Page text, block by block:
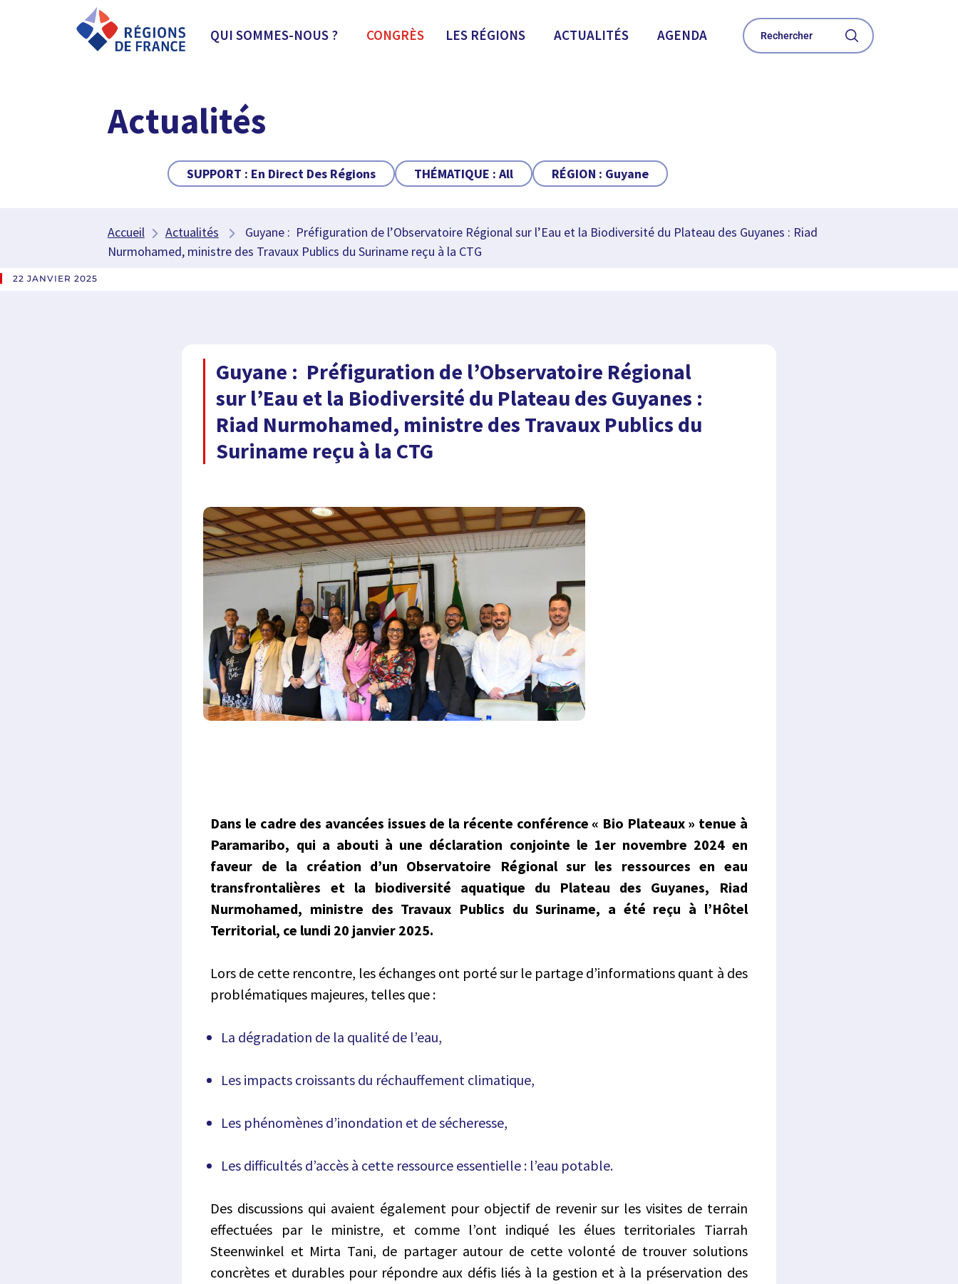
QUI SOMMES-NOUS ? CONGRÈS LES RÉGIONS ACTUALITÉS AGENDA
Actualités
SUPPORT : En Direct Des Régions THÉMATIQUE : All RÉGION : Guyane
Accueil Actualités
Guyane : Préfiguration de l’Observatoire Régional sur l’Eau et la Biodiversité du Plateau des Guyanes : Riad
Nurmohamed, ministre des Travaux Publics du Suriname reçu à la CTG
22 JANVIER 2025
Guyane : Préfiguration de l’Observatoire Régional
sur l’Eau et la Biodiversité du Plateau des Guyanes :
Riad Nurmohamed, ministre des Travaux Publics du
Suriname reçu à la CTG
Dans le cadre des avancées issues de la récente conférence « Bio Plateaux » tenue à
Paramaribo, qui a abouti à une déclaration conjointe le 1er novembre 2024 en
faveur de la création d’un Observatoire Régional sur les ressources en eau
transfrontalières et la biodiversité aquatique du Plateau des Guyanes, Riad
Nurmohamed, ministre des Travaux Publics du Suriname, a été reçu à l’Hôtel
Territorial, ce lundi 20 janvier 2025.
Lors de cette rencontre, les échanges ont porté sur le partage d’informations quant à des
problématiques majeures, telles que :
La dégradation de la qualité de l’eau,
Les impacts croissants du réchauffement climatique,
Les phénomènes d’inondation et de sécheresse,
Les difficultés d’accès à cette ressource essentielle : l’eau potable.
Des discussions qui avaient également pour objectif de revenir sur les visites de terrain
effectuées par le ministre, et comme l’ont indiqué les élues territoriales Tiarrah
Steenwinkel et Mirta Tani, de partager autour de cette volonté de trouver solutions
concrètes et durables pour répondre aux défis liés à la gestion et à la préservation des